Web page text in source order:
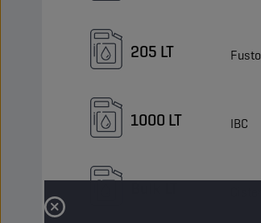
205 LT Fusto
1000 LT IBC